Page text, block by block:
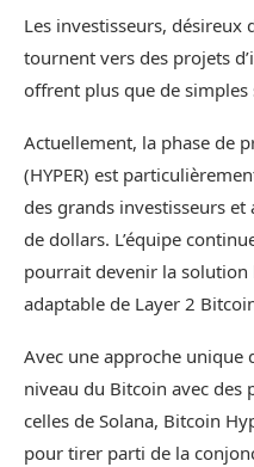
Les investisseurs, désireux
tournent vers des projets
offrent plus que de
Actuellement, la phase de
(HYPER) est
des grands investisseurs
de dollars. L’équipe
pourrait devenir la solution
adaptable de Layer 2
Avec une approche unique
niveau du Bitcoin avec des
celles de Solana, Bitcoin
pour tirer parti de la